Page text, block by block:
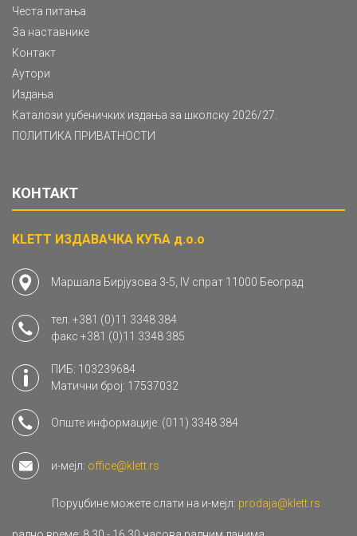
Честа питања
За наставнике
Контакт
Аутори
Издања
Каталози уџбеничких издања за школску 2026/27.
ПОЛИТИКА ПРИВАТНОСТИ
КОНТАКТ
KLETT ИЗДАВАЧКА КУЋА д.о.о
Маршала Бирјузова 3-5, IV спрат 11000 Београд
тел. +381 (0)11 3348 384
факс +381 (0)11 3348 385
ПИБ: 103239684
Матични број: 17537032
Опште информације: (011) 3348 384
и-мејл: office@klett.rs
Поруџбине можете слати на и-мејл: prodaja@klett.rs